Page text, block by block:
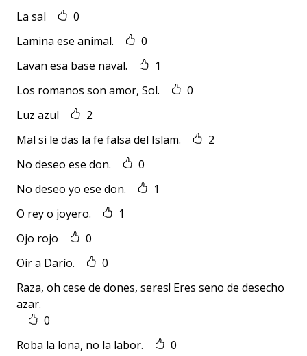
La sal
0
Lamina ese animal.
0
Lavan esa base naval.
1
Los romanos son amor, Sol.
0
Luz azul
2
Mal si le das la fe falsa del Islam.
2
No deseo ese don.
0
No deseo yo ese don.
1
O rey o joyero.
1
Ojo rojo
0
Oír a Darío.
0
Raza, oh cese de dones, seres! Eres seno de desecho
azar.
0
Roba la lona, no la labor.
0